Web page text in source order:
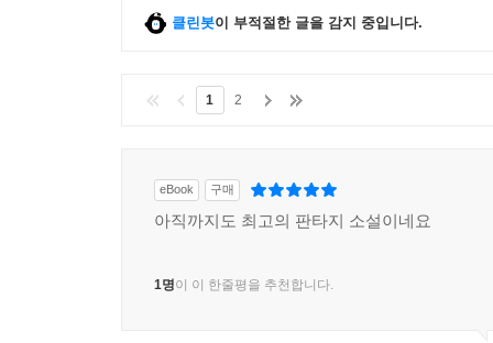
클린봇이 부적절한 글을 감지 중입니다.
1 2
eBook 구매
아직까지도 최고의 판타지 소설이네요
1명이 이 한줄평을 추천합니다.